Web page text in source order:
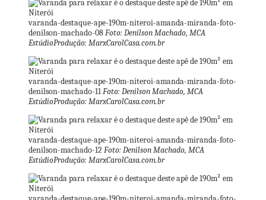
varanda-destaque-ape-190m-niteroi-amanda-miranda-foto-
denilson-machado-08Foto: Denilson Machado, MCA
EstúdioProdução: MarxCarolCasa.com.br
varanda-destaque-ape-190m-niteroi-amanda-miranda-foto-
denilson-machado-11Foto: Denilson Machado, MCA
EstúdioProdução: MarxCarolCasa.com.br
varanda-destaque-ape-190m-niteroi-amanda-miranda-foto-
denilson-machado-12Foto: Denilson Machado, MCA
EstúdioProdução: MarxCarolCasa.com.br